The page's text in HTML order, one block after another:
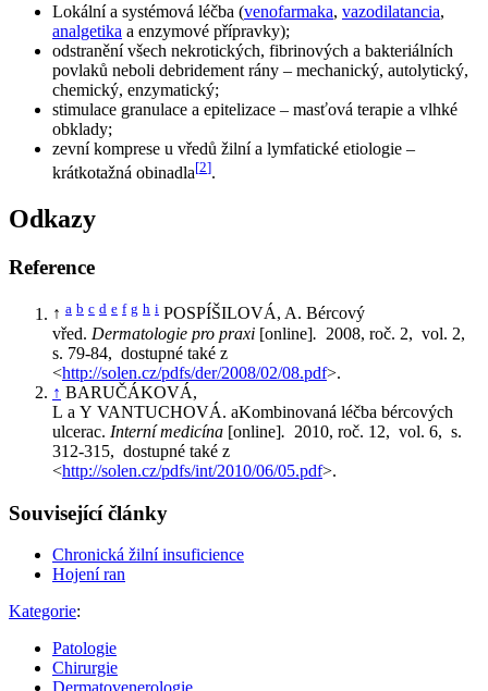
Lokální a systémová léčba (venofarmaka, vazodilatancia,
analgetika a enzymové přípravky);
odstranění všech nekrotických, fibrinových a bakteriálních
povlaků neboli debridement rány – mechanický, autolytický,
chemický, enzymatický;
stimulace granulace a epitelizace – masťová terapie a vlhké
obklady;
zevní komprese u vředů žilní a lymfatické etiologie –
krátkotažná obinadla[2].
Odkazy
Reference
↑ a b c d e f g h i POSPÍŠILOVÁ, A. Bércový
vřed. Dermatologie pro praxi [online]. 2008, roč. 2, vol. 2,
s. 79-84, dostupné také z
<http://solen.cz/pdfs/der/2008/02/08.pdf>.
↑ BARUČÁKOVÁ,
L a Y VANTUCHOVÁ. aKombinovaná léčba bércových
ulcerac. Interní medicína [online]. 2010, roč. 12, vol. 6, s.
312-315, dostupné také z
<http://solen.cz/pdfs/int/2010/06/05.pdf>.
Související články
Chronická žilní insuficience
Hojení ran
Kategorie:
Patologie
Chirurgie